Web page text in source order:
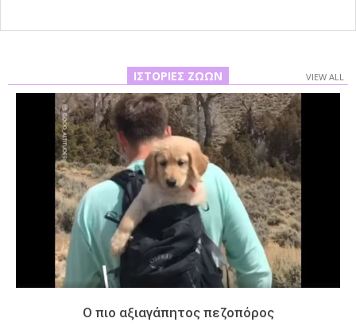
ΙΣΤΟΡΊΕΣ ΖΏΩΝ VIEW ALL
Ο πιο αξιαγάπητος πεζοπόρος